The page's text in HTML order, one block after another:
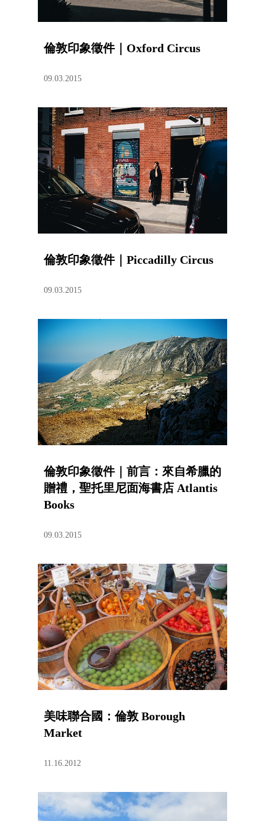
倫敦印象徵件｜Oxford Circus
09.03.2015
倫敦印象徵件｜Piccadilly Circus
09.03.2015
倫敦印象徵件｜前言：來自希臘的
贈禮，聖托里尼面海書店 Atlantis
Books
09.03.2015
美味聯合國：倫敦 Borough
Market
11.16.2012